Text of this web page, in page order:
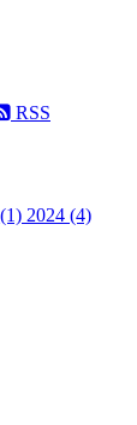
RSS
2024 (4)